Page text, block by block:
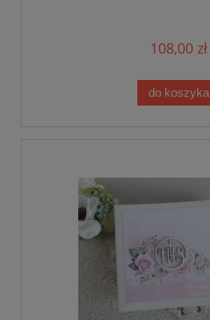
108,00 zł
do koszyka